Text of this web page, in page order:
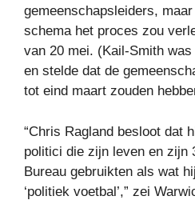
gemeenschapsleiders,
schema het proces zou
van 20 mei. (Kail-Smith
en stelde dat de
tot eind maart zouden
“Chris Ragland besloot dat
politici die zijn leven en zijn
Bureau gebruikten als wat
‘politiek voetbal’,” zei